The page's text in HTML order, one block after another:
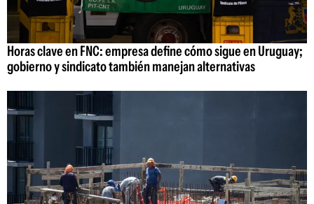
Horas clave en FNC: empresa define cómo sigue en Uruguay;
gobierno y sindicato también manejan alternativas